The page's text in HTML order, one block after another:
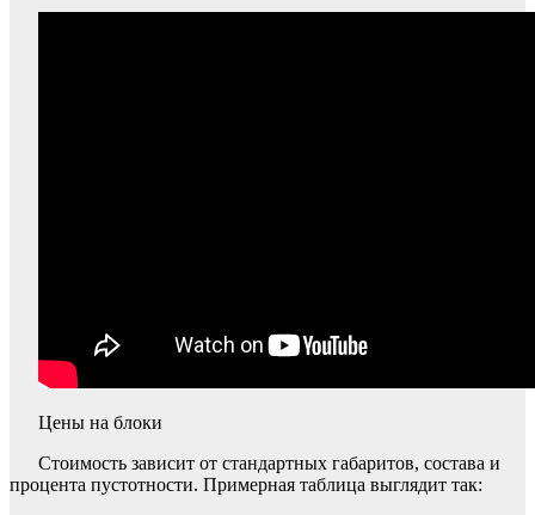
Цены на блоки
Стоимость зависит от стандартных габаритов, состава и
процента пустотности. Примерная таблица выглядит так: